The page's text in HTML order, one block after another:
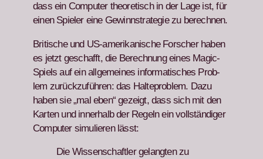
dass ein Com­put­er the­o­retisch in der Lage ist, für
einen Spiel­er eine Gewinnstrate­gie zu berech­nen.
Britis­che und US-amerikanis­che Forsch­er haben
es jet­zt geschafft, die Berech­nung eines Mag­ic-
Spiels auf ein all­ge­meines infor­ma­tis­ches Prob­
lem zurück­zuführen: das Hal­teprob­lem. Dazu
haben sie „mal eben“ gezeigt, dass sich mit den
Karten und inner­halb der Regeln ein voll­ständi­ger
Com­put­er simulieren lässt:
Die Wis­senschaftler gelangten zu